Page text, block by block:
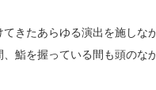
きたあらゆる演出を施しな
鮨を握っている間も頭のな